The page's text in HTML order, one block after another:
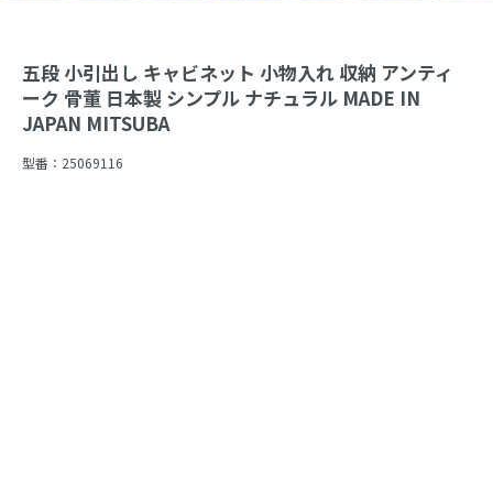
五段 小引出し キャビネット 小物入れ 収納 アンティ
ーク 骨董 日本製 シンプル ナチュラル MADE IN
JAPAN MITSUBA
型番： 25069116